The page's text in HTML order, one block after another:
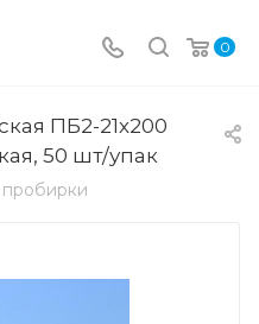
0
ПБ2-21х200
50 шт/упак